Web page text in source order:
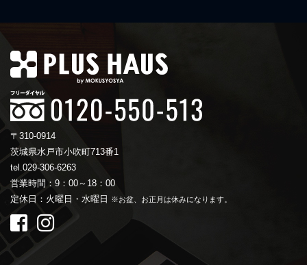
〒310-0914
茨城県水戸市小吹町713番1
tel.029-306-6263
営業時間：9：00～18：00
定休日：火曜日・水曜日 ※お盆、お正月は休みになります。